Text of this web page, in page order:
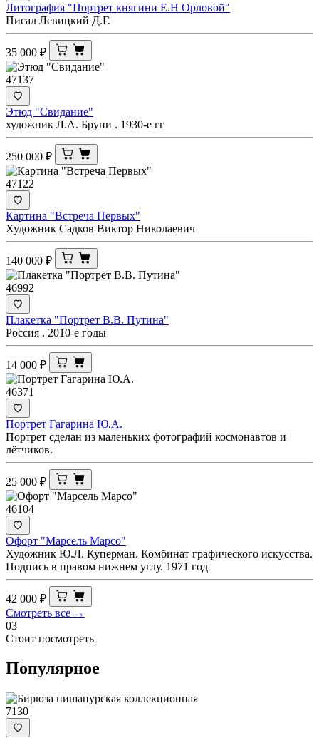
Литография "Портрет княгини Е.Н Орловой"
Писал Левицкий Д.Г.
35 000 ₽
47137
Этюд "Свидание"
художник Л.А. Бруни . 1930-е гг
250 000 ₽
47122
Картина "Встреча Первых"
Художник Садков Виктор Николаевич
140 000 ₽
46992
Плакетка "Портрет В.В. Путина"
Россия . 2010-е годы
14 000 ₽
46371
Портрет Гагарина Ю.А.
Портрет сделан из маленьких фотографий космонавтов и
лётчиков.
25 000 ₽
46104
Офорт "Марсель Марсо"
Художник Ю.Л. Куперман. Комбинат графического искусства.
Подпись в правом нижнем углу. 1971 год
42 000 ₽
Смотреть все →
03
Стоит посмотреть
Популярное
7130